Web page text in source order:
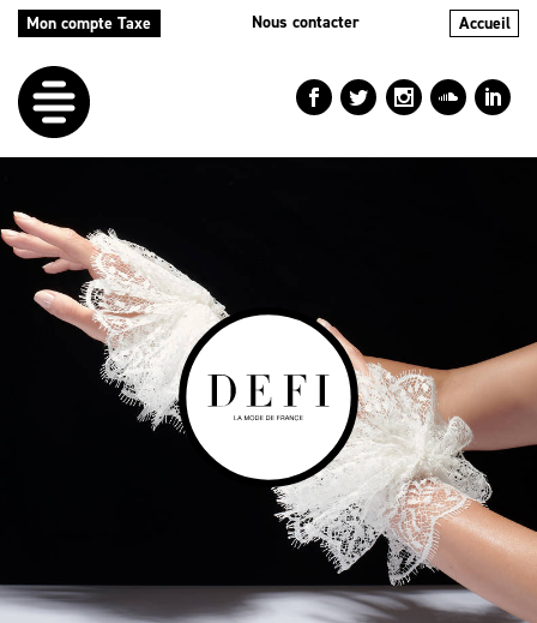
Mon compte Taxe Nous contacter Accueil
LEDÉFI
NOSAIDES
NOSACTIONS
LEBLOG
RÉPERTOIRES